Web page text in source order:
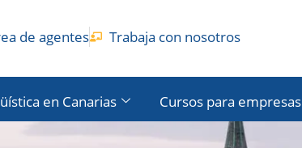
de agentes Trabaja con nosotros
en Canarias Cursos para empresas